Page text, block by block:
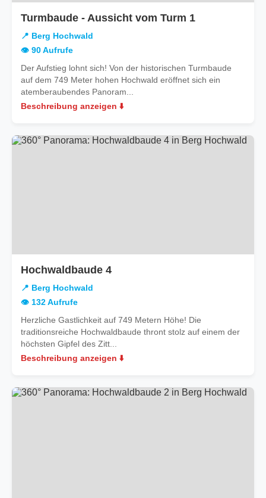
Turmbaude - Aussicht vom Turm 1
📍 Berg Hochwald
👁️ 90 Aufrufe
Der Aufstieg lohnt sich! Von der historischen Turmbaude
auf dem 749 Meter hohen Hochwald eröffnet sich ein
atemberaubendes Panoram...
Beschreibung anzeigen ⬇️
Hochwaldbaude 4in
📍 Berg Hochwald
👁️ 132 Aufrufe
Herzliche Gastlichkeit auf 749 Metern Höhe! Die
traditionsreiche Hochwaldbaude thront stolz auf einem der
höchsten Gipfel des Zitt...
Beschreibung anzeigen ⬇️